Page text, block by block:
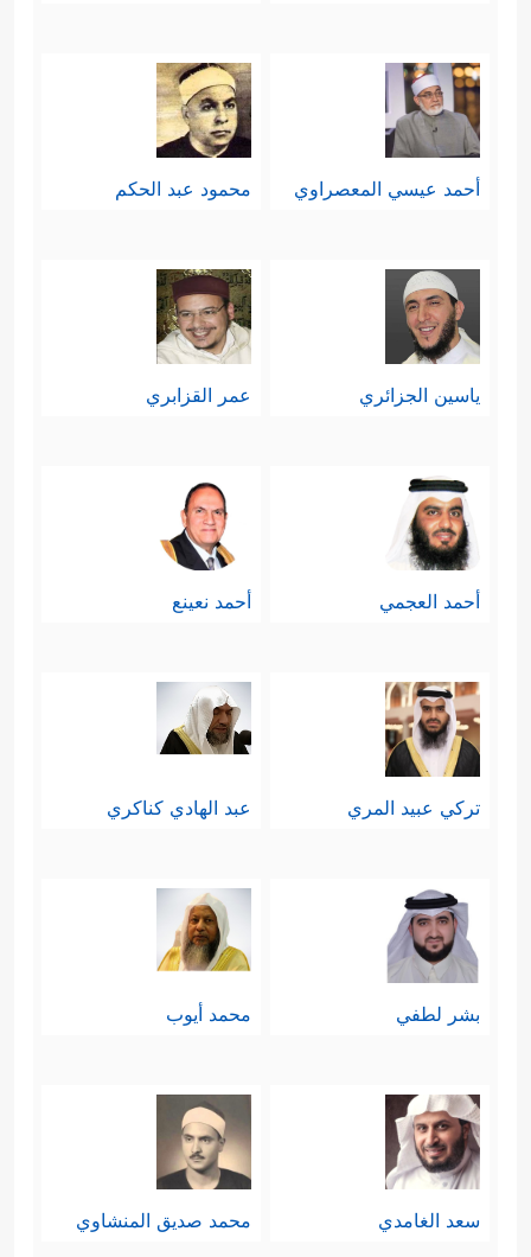
أحمد عيسي المعصراوي محمود عبد الحكم
ياسين الجزائري عمر القزابري
أحمد العجمي أحمد نعينع
تركي عبيد المري عبد الهادي كناكري
بشر لطفي محمد أيوب
سعد الغامدي محمد صديق المنشاوي